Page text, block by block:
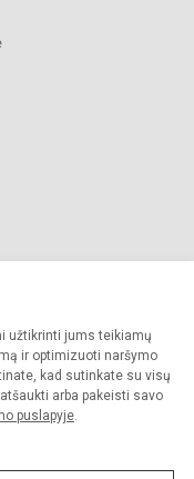
užtikrinti jums teikiamų
ir optimizuoti naršymo
kad sutinkate su visų
arba pakeisti savo
puslapyje.
Visos teisės saugomos.
griežtai draudžiama.
valdymas